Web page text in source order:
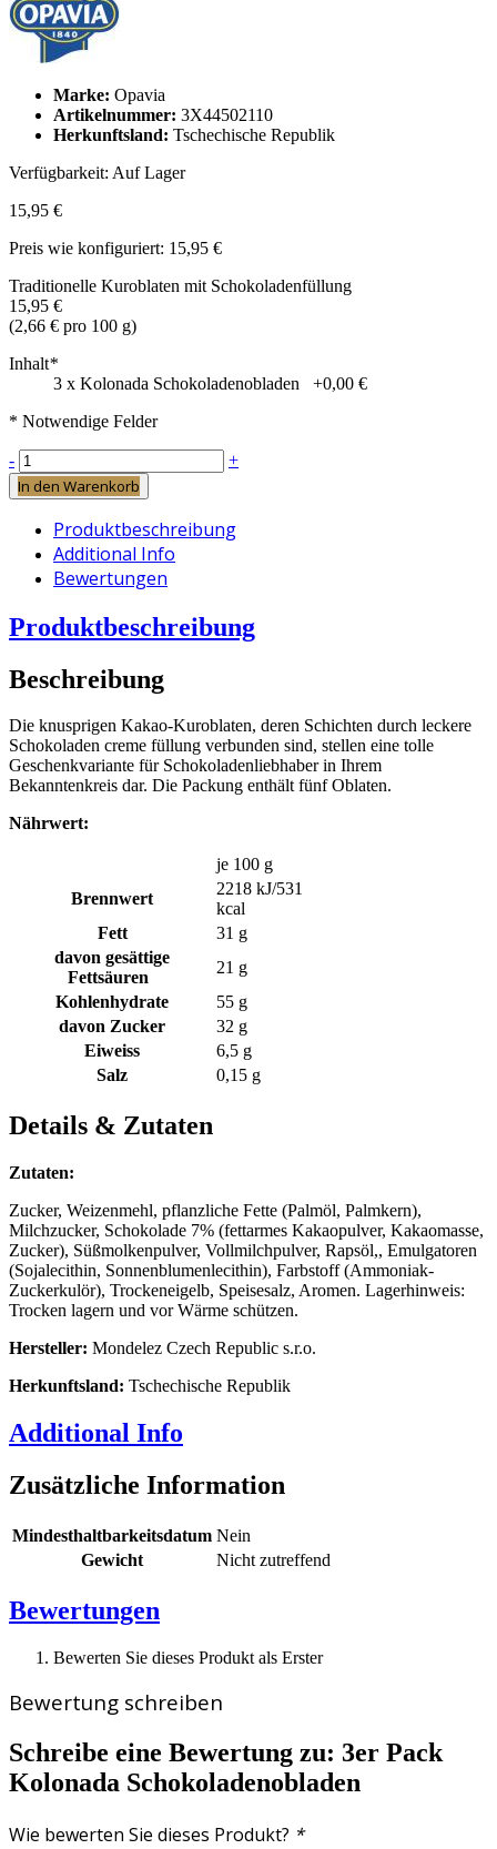
Marke: Opavia
Artikelnummer: 3X44502110
Herkunftsland: Tschechische Republik
Verfügbarkeit: Auf Lager
15,95 €
Preis wie konfiguriert: 15,95 €
Traditionelle Kuroblaten mit Schokoladenfüllung
15,95 €
(2,66 € pro 100 g)
Inhalt*
3 x Kolonada Schokoladenobladen +0,00 €
* Notwendige Felder
- +
In den Warenkorb
Produktbeschreibung
Additional Info
Bewertungen
Produktbeschreibung
Beschreibung
Die knusprigen Kakao-Kuroblaten, deren Schichten durch leckere
Schokoladen creme füllung verbunden sind, stellen eine tolle
Geschenkvariante für Schokoladenliebhaber in Ihrem
Bekanntenkreis dar. Die Packung enthält fünf Oblaten.
Nährwert:
je 100 g
Brennwert
2218 kJ/531
kcal
Fett
31 g
davon gesättige
Fettsäuren
21 g
Kohlenhydrate
55 g
davon Zucker
32 g
Eiweiss
6,5 g
Salz
0,15 g
Details & Zutaten
Zutaten:
Zucker, Weizenmehl, pflanzliche Fette (Palmöl, Palmkern),
Milchzucker, Schokolade 7% (fettarmes Kakaopulver, Kakaomasse,
Zucker), Süßmolkenpulver, Vollmilchpulver, Rapsöl,, Emulgatoren
(Sojalecithin, Sonnenblumenlecithin), Farbstoff (Ammoniak-
Zuckerkulör), Trockeneigelb, Speisesalz, Aromen. Lagerhinweis:
Trocken lagern und vor Wärme schützen.
Hersteller: Mondelez Czech Republic s.r.o.
Herkunftsland: Tschechische Republik
Additional Info
Zusätzliche Information
Mindesthaltbarkeitsdatum Nein
Gewicht
Nicht zutreffend
Bewertungen
Bewerten Sie dieses Produkt als Erster
Bewertung schreiben
Schreibe eine Bewertung zu: 3er Pack
Kolonada Schokoladenobladen
Wie bewerten Sie dieses Produkt? *